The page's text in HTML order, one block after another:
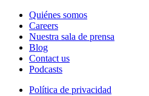
Quiénes somos
Careers
Nuestra sala de prensa
Blog
Contact us
Podcasts
Política de privacidad